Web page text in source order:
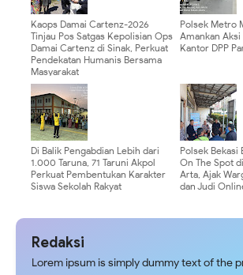
Kaops Damai Cartenz-2026
Tinjau Pos Satgas Kepolisian Ops
Damai Cartenz di Sinak, Perkuat
Pendekatan Humanis Bersama
Masyarakat
Polsek Metro
Amankan Aksi
Kantor DPP
Di Balik Pengabdian Lebih dari
1.000 Taruna, 71 Taruni Akpol
Perkuat Pembentukan Karakter
Siswa Sekolah Rakyat
Polsek Bekasi
On The Spot
Arta, Ajak
dan Judi
Redaksi
Lorem ipsum is simply dummy text of the